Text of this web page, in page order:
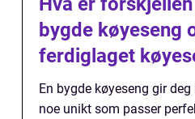
bygde køyeseng
ferdiglaget
En bygde køyeseng gir
noe unikt som passer